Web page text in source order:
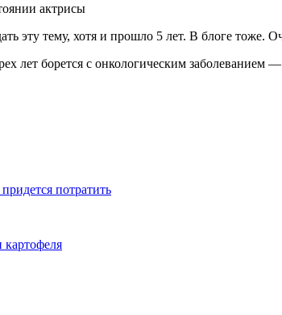
эту тему, хотя и прошло 5 лет. В блоге тоже.
лет борется с онкологическим заболеванием
потратить
картофеля